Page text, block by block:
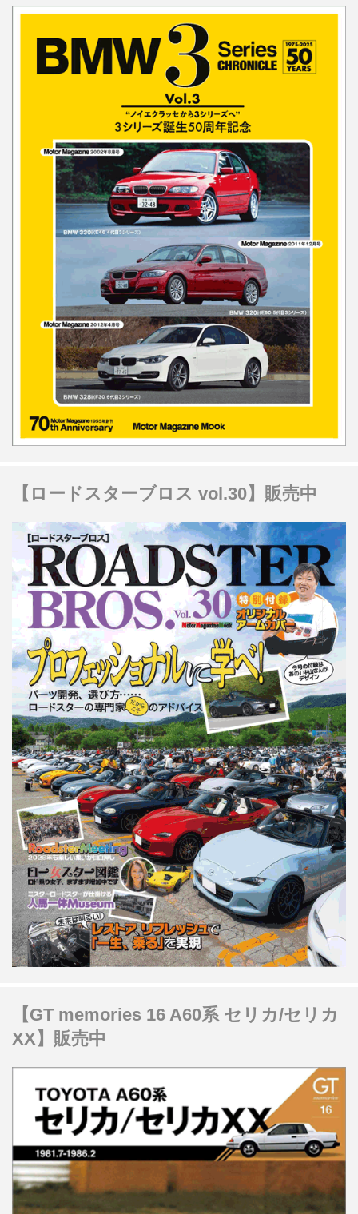
【ロードスターブロス vol.30】販売中
【GT memories 16 A60系 セリカ/セリカ
XX】販売中